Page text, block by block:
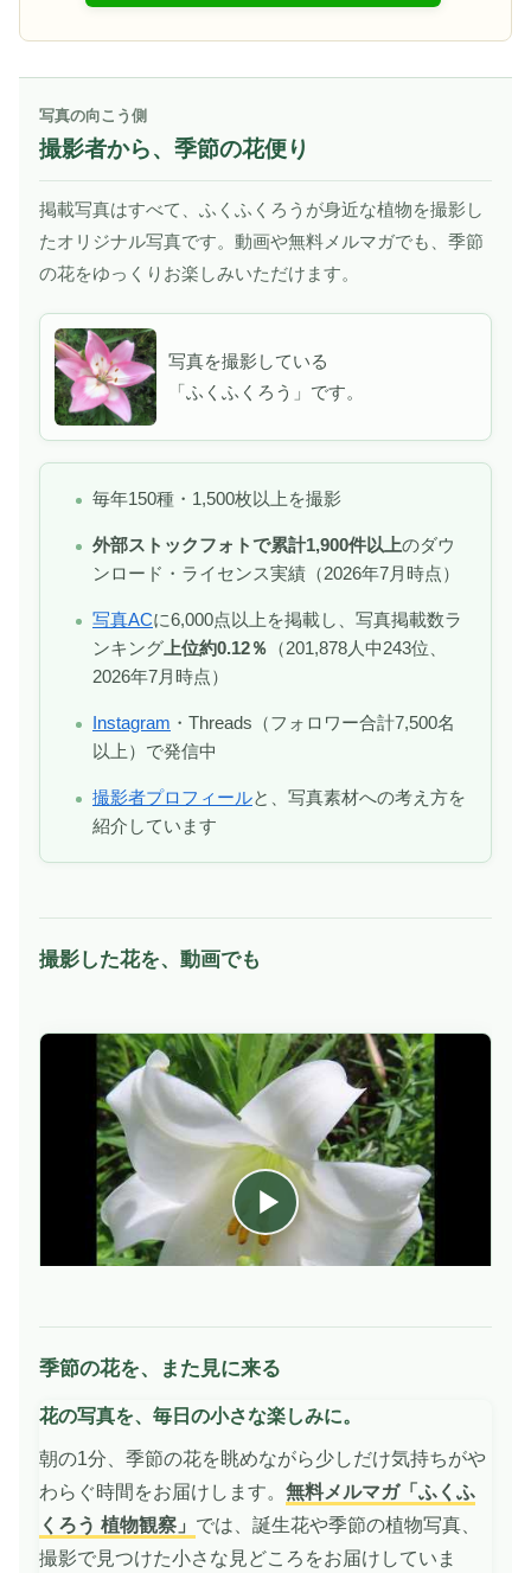
写真の向こう側
撮影者から、季節の花便り
掲載写真はすべて、ふくふくろうが身近な植物を撮影し
たオリジナル写真です。動画や無料メルマガでも、季節
の花をゆっくりお楽しみいただけます。
写真を撮影している
「ふくふくろう」です。
毎年150種・1,500枚以上を撮影
外部ストックフォトで累計1,900件以上のダウ
ンロード・ライセンス実績（2026年7月時点）
写真ACに6,000点以上を掲載し、写真掲載数ラ
ンキング 上位約0.12％ （201,878人中243位、
2026年7月時点）
Instagram ・Threads（フォロワー合計7,500名
以上）で発信中
撮影者プロフィールと、写真素材への考え方を
紹介しています
撮影した花を、動画でも
動
を
生
季節の花を、また見に来る
花の写真を、毎日の小さな楽しみに。
朝の1分、季節の花を眺めながら少しだけ気持ちがや
わらぐ時間をお届けします。 無料メルマガ「ふくふ
くろう 植物観察」 では、誕生花や季節の植物写真、
撮影で見つけた小さな見どころをお届けしていま